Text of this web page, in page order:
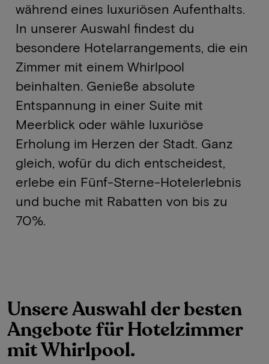
während eines luxuriösen Aufenthalts.
In unserer Auswahl findest du
besondere Hotelarrangements, die ein
Zimmer mit einem Whirlpool
beinhalten. Genieße absolute
Entspannung in einer Suite mit
Meerblick oder wähle luxuriöse
Erholung im Herzen der Stadt. Ganz
gleich, wofür du dich entscheidest,
erlebe ein Fünf-Sterne-Hotelerlebnis
und buche mit Rabatten von bis zu
70%.
Unsere Auswahl der besten
Angebote für Hotelzimmer
mit Whirlpool.